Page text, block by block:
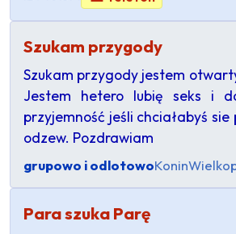
Szukam przygody
Szukam przygody jestem
Jestem hetero lubię seks i
przyjemność jeśli chciałabyś sie
odzew. Pozdrawiam
grupowo i odlotowoKonin
Para szuka Parę